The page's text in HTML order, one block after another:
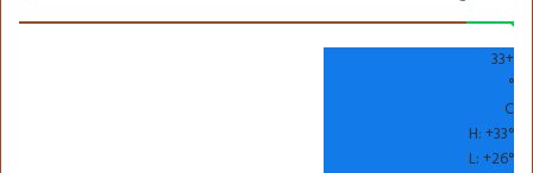
+
33
°
C
H:+33°
L:+26°